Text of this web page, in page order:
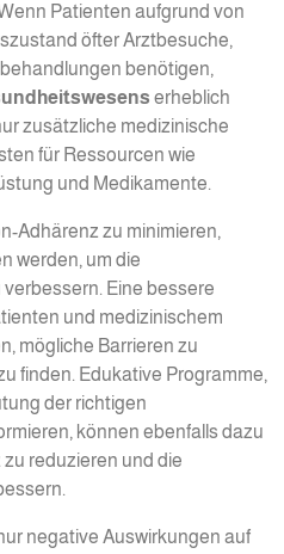
Patienten aufgrund von
öfter Arztbesuche,
benötigen,
erheblich
zusätzliche medizinische
für Ressourcen wie
und Medikamente.
Adhärenz zu minimieren,
werden, um die
Eine bessere
und medizinischem
mögliche Barrieren zu
finden. Edukative Programme,
der richtigen
können ebenfalls dazu
reduzieren und die
negative Auswirkungen auf